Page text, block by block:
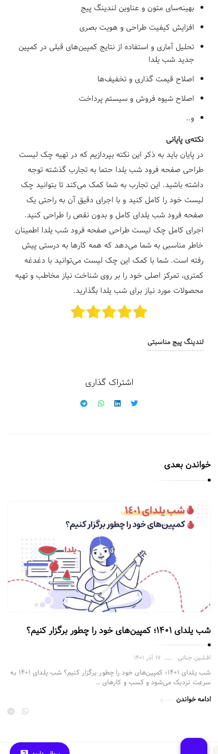
بهینه‌سای متون و عناوین لندینگ پیج
افزایش کیفیت طراحی و هویت بصری
تحلیل آماری و استفاده از نتایج کمپین‌های قبلی در کمپین
جدید شب یلدا
اصلاح قیمت گذاری و تخفیف‌ها
اصلاح شیوه فروش و سیستم پرداخت
و..
نکته‌ی پایانی
در پایان باید به ذکر این نکته بپردازیم که در تهیه چک لیست
طراحی صفحه فرود شب یلدا حتما به تجارب گذشته توجه
داشته باشید. این تجارب به شما کمک می‌کند تا بتوانید چک
لیست خود را کامل کنید و با اجرای دقیق آن به راحتی یک
صفحه فرود شب یلدای کامل و بدون نقص را طراحی کنید.
اجرای کامل چک لیست طراحی صفحه فرود شب یلدا اطمینان
خاطر مناسبی به شما می‌دهد که همه کارها به درستی پیش
رفته است. شما با کمک این چک لیست می‌توانید با دغدغه
کمتری، تمرکز اصلی خود را بر روی شناخت نیاز مخاطب و تهیه
محصولات مورد نیاز برای شب یلدا بگذارید.
لندینگ پیج مناسبتی
اشتراک گذاری
خواندن بعدی
شب یلدای ۱۴۰۱؛ کمپین‌های خود را چطور برگزار کنیم؟
افشین جنانی ۱۷ آذر ۱۴۰۱
شب یلدای ۱۴۰۱؛ کمپین‌های خود را چطور برگزار کنیم؟ شب یلدای ۱۴۰۱ به
سرعت نزدیک می‌شود و کسب و کارهای …
ادامه خواندن